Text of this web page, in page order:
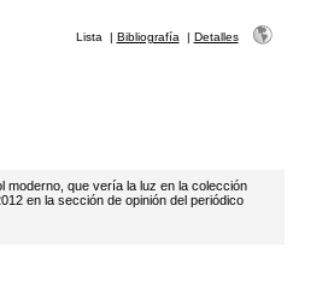
Lista | Bibliografía | Detalles
moderno, que vería la luz en la colección
en la sección de opinión del periódico